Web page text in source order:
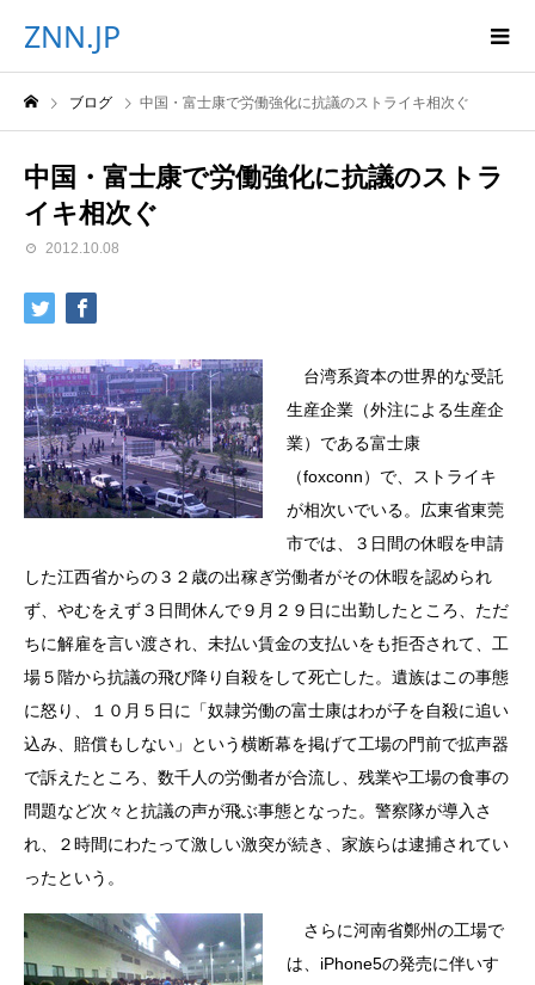
ZNN.JP
ブログ 中国・富士康で労働強化に抗議のストライキ相次ぐ
中国・富士康で労働強化に抗議のストラ
イキ相次ぐ
2012.10.08
台湾系資本の世界的な受託
生産企業（外注による生産企
業）である富士康
（foxconn）で、ストライキ
が相次いでいる。広東省東莞
市では、３日間の休暇を申請
した江西省からの３２歳の出稼ぎ労働者がその休暇を認められ
ず、やむをえず３日間休んで９月２９日に出勤したところ、ただ
ちに解雇を言い渡され、未払い賃金の支払いをも拒否されて、工
場５階から抗議の飛び降り自殺をして死亡した。遺族はこの事態
に怒り、１０月５日に「奴隷労働の富士康はわが子を自殺に追い
込み、賠償もしない」という横断幕を掲げて工場の門前で拡声器
で訴えたところ、数千人の労働者が合流し、残業や工場の食事の
問題など次々と抗議の声が飛ぶ事態となった。警察隊が導入さ
れ、２時間にわたって激しい激突が続き、家族らは逮捕されてい
ったという。
さらに河南省鄭州の工場で
は、iPhone5の発売に伴いす